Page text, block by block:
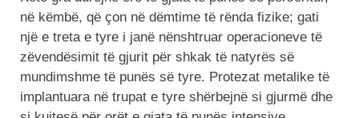
në këmbë, që çon në dëmtime të rënda fizike; gati
një e treta e tyre i janë nënshtruar operacioneve të
zëvendësimit të gjurit për shkak të natyrës së
mundimshme të punës së tyre. Protezat metalike të
implantuara në trupat e tyre shërbejnë si gjurmë dhe